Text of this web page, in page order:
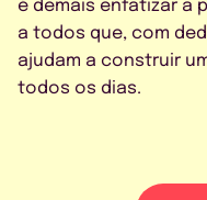
a todos que, com
ajudam a construir
todos os dias.